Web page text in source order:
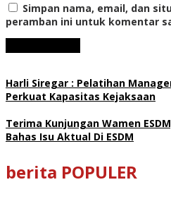
Simpan nama, email, dan
peramban ini untuk komentar
Harli Siregar : Pelatihan
Perkuat Kapasitas Kejaksaan
Terima Kunjungan Wamen
Bahas Isu Aktual Di ESDM
berita POPULER